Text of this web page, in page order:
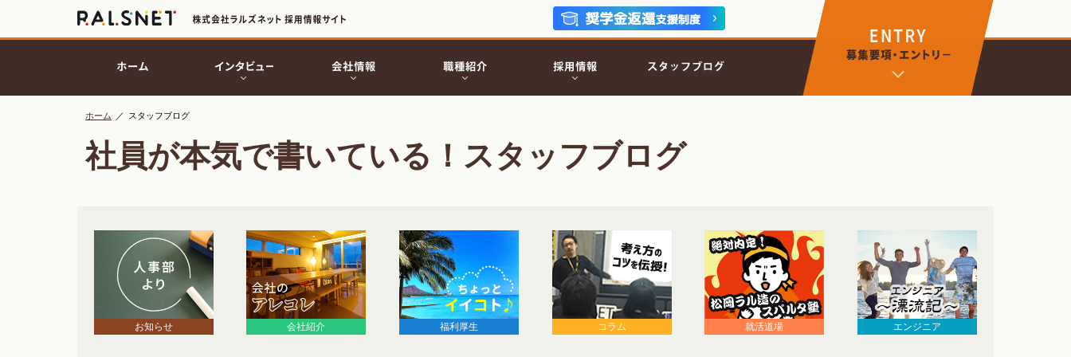
ホーム ／ スタッフブログ
社員が本気で書いている！スタッフブログ
お知らせ 会社紹介 福利厚生 コラム 就活道場 エンジニア